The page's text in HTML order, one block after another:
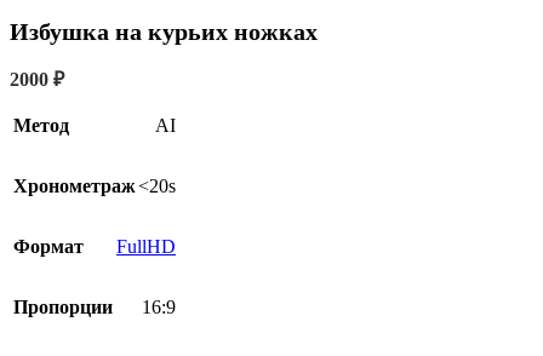
Избушка на курьих ножках
2000 ₽
Метод AI
Хронометраж<20s
Формат FullHD
Пропорции 16:9